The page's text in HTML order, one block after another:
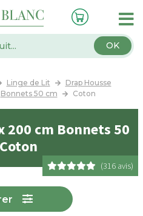
OK
Linge de Lit
Drap Housse
Bonnets 50 cm Coton
200 cm Bonnets 50
(316 avis)